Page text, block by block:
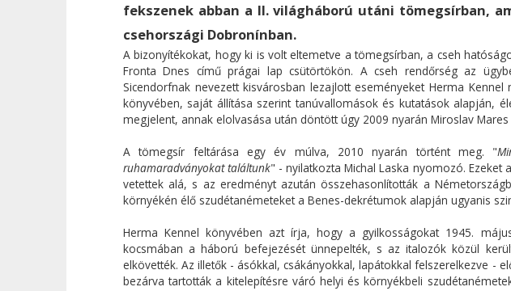
fekszenek abban a II. világháború utáni tömegsírban,
csehországi Dobronínban.
A bizonyítékokat, hogy ki is volt eltemetve a tömegsírban, a cseh
Fronta Dnes című prágai lap csütörtökön. A cseh rendőrség az
Sicendorfnak nevezett kisvárosban lezajlott eseményeket Herma
könyvében, saját állítása szerint tanúvallomások és kutatások alapján,
megjelent, annak elolvasása után döntött úgy 2009 nyarán Miroslav
A tömegsír feltárása egy év múlva, 2010 nyarán történt meg. "
ruhamaradványokat találtunk" - nyilatkozta Michal Laska nyomozó. Ezeket
vetettek alá, s az eredményt azután összehasonlították a
környékén élő szudétanémeteket a Benes-dekrétumok alapján ugyanis
Herma Kennel könyvében azt írja, hogy a gyilkosságokat 1945.
kocsmában a háború befejezését ünnepelték, s az italozók közül
elkövették. Az illetők - ásókkal, csákányokkal, lapátokkal felszerelkezve -
bezárva tartották a kitelepítésre váró helyi és környékbeli